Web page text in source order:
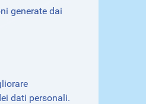
generate dai
dati personali.